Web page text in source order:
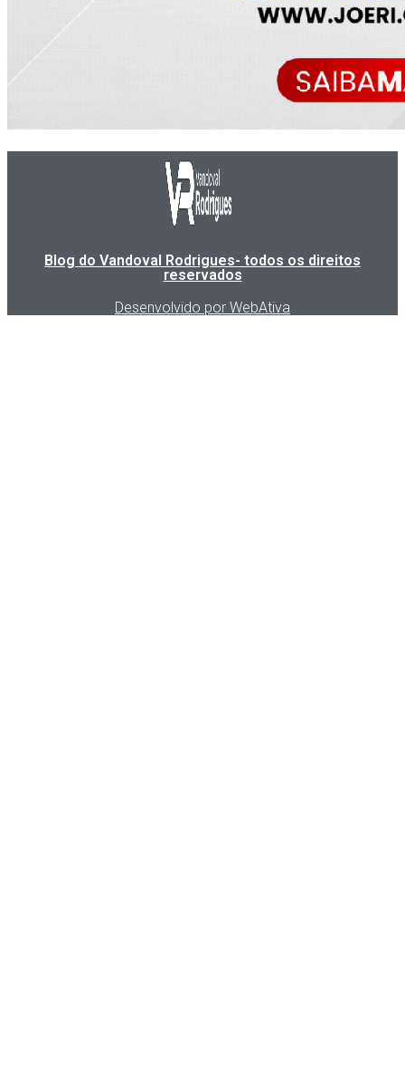
Blog do Vandoval Rodrigues- todos os direitos
reservados
Desenvolvido por WebAtiva